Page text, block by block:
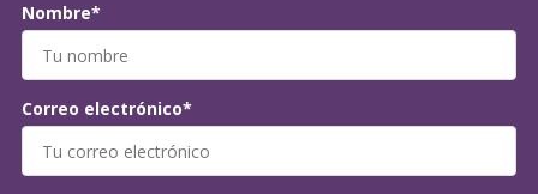
Nombre*
Correo electrónico*